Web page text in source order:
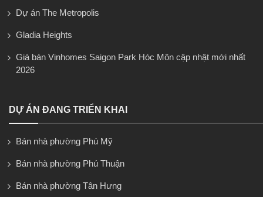
Dự án The Metropolis
Gladia Heights
Giá bán Vinhomes Saigon Park Hóc Môn cập nhật mới nhất
2026
DỰ ÁN ĐANG TRIỂN KHAI
Bán nhà phường Phú Mỹ
Bán nhà phường Phú Thuận
Bán nhà phường Tân Hưng